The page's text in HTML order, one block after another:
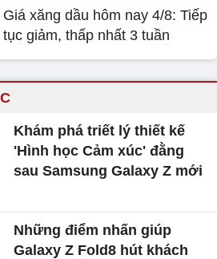
Giá xăng dầu hôm nay 4/8: Tiếp
tục giảm, thấp nhất 3 tuần
Khám phá triết lý thiết kế
'Hình học Cảm xúc' đằng
sau Samsung Galaxy Z mới
Những điểm nhấn giúp
Galaxy Z Fold8 hút khách